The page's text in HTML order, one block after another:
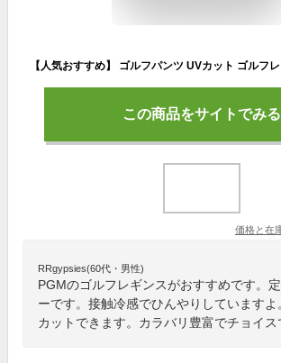
この商品をサイトでみる
価格と在
RRgypsies(60代・男性)
PGMのゴルフレギンスがおすすめです。
ーです。接触冷感でひんやりしています
カットできます。カラバリ豊富でチョイス